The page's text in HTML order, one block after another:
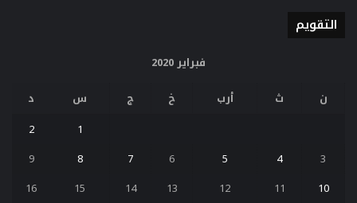
التقويم
فبراير 2020
ن
ث أرب خ ج س د
1
2
3
4
5
6
7
8
9
10
11
12
13
14
15
16